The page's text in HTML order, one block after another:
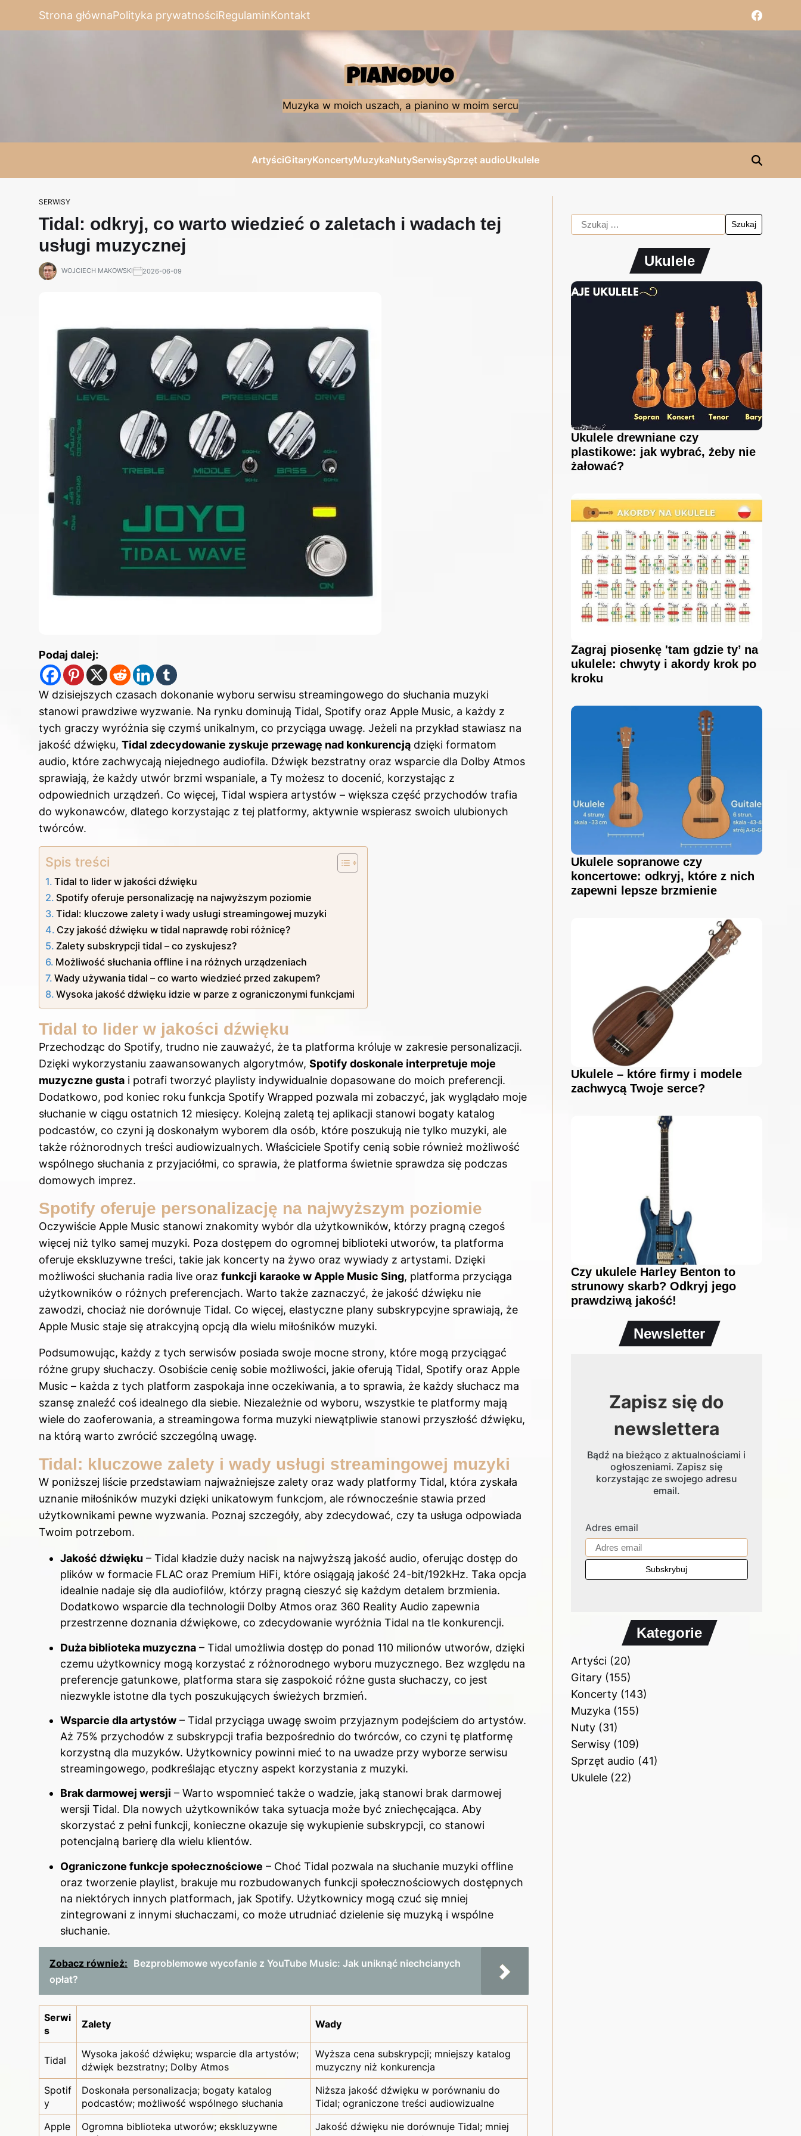
Strona głównaPolityka prywatnościRegulaminKontakt
Muzyka w moich uszach, a pianino w moim sercu
ArtyściGitaryKoncertyMuzykaNutySerwisySprzęt audioUkulele
SERWISY
Tidal: odkryj, co warto wiedzieć o zaletach i wadach tej
usługi muzycznej
WOJCIECH MAKOWSKI 2026-06-09
Podaj dalej:
W dzisiejszych czasach dokonanie wyboru serwisu streamingowego do słuchania muzyki
stanowi prawdziwe wyzwanie. Na rynku dominują Tidal, Spotify oraz Apple Music, a każdy z
tych graczy wyróżnia się czymś unikalnym, co przyciąga uwagę. Jeżeli na przykład stawiasz na
jakość dźwięku, Tidal zdecydowanie zyskuje przewagę nad konkurencją dzięki formatom
audio, które zachwycają niejednego audiofila. Dźwięk bezstratny oraz wsparcie dla Dolby Atmos
sprawiają, że każdy utwór brzmi wspaniale, a Ty możesz to docenić, korzystając z
odpowiednich urządzeń. Co więcej, Tidal wspiera artystów – większa część przychodów trafia
do wykonawców, dlatego korzystając z tej platformy, aktywnie wspierasz swoich ulubionych
twórców.
Spis treści
Tidal to lider w jakości dźwięku
Spotify oferuje personalizację na najwyższym poziomie
Tidal: kluczowe zalety i wady usługi streamingowej muzyki
Czy jakość dźwięku w tidal naprawdę robi różnicę?
Zalety subskrypcji tidal – co zyskujesz?
Możliwość słuchania offline i na różnych urządzeniach
Wady używania tidal – co warto wiedzieć przed zakupem?
Wysoka jakość dźwięku idzie w parze z ograniczonymi funkcjami
Tidal to lider w jakości dźwięku
Przechodząc do Spotify, trudno nie zauważyć, że ta platforma króluje w zakresie personalizacji.
Dzięki wykorzystaniu zaawansowanych algorytmów, Spotify doskonale interpretuje moje
muzyczne gusta i potrafi tworzyć playlisty indywidualnie dopasowane do moich preferencji.
Dodatkowo, pod koniec roku funkcja Spotify Wrapped pozwala mi zobaczyć, jak wyglądało moje
słuchanie w ciągu ostatnich 12 miesięcy. Kolejną zaletą tej aplikacji stanowi bogaty katalog
podcastów, co czyni ją doskonałym wyborem dla osób, które poszukują nie tylko muzyki, ale
także różnorodnych treści audiowizualnych. Właściciele Spotify cenią sobie również możliwość
wspólnego słuchania z przyjaciółmi, co sprawia, że platforma świetnie sprawdza się podczas
domowych imprez.
Spotify oferuje personalizację na najwyższym poziomie
Oczywiście Apple Music stanowi znakomity wybór dla użytkowników, którzy pragną czegoś
więcej niż tylko samej muzyki. Poza dostępem do ogromnej biblioteki utworów, ta platforma
oferuje ekskluzywne treści, takie jak koncerty na żywo oraz wywiady z artystami. Dzięki
możliwości słuchania radia live oraz funkcji karaoke w Apple Music Sing, platforma przyciąga
użytkowników o różnych preferencjach. Warto także zaznaczyć, że jakość dźwięku nie
zawodzi, chociaż nie dorównuje Tidal. Co więcej, elastyczne plany subskrypcyjne sprawiają, że
Apple Music staje się atrakcyjną opcją dla wielu miłośników muzyki.
Podsumowując, każdy z tych serwisów posiada swoje mocne strony, które mogą przyciągać
różne grupy słuchaczy. Osobiście cenię sobie możliwości, jakie oferują Tidal, Spotify oraz Apple
Music – każda z tych platform zaspokaja inne oczekiwania, a to sprawia, że każdy słuchacz ma
szansę znaleźć coś idealnego dla siebie. Niezależnie od wyboru, wszystkie te platformy mają
wiele do zaoferowania, a streamingowa forma muzyki niewątpliwie stanowi przyszłość dźwięku,
na którą warto zwrócić szczególną uwagę.
Tidal: kluczowe zalety i wady usługi streamingowej muzyki
W poniższej liście przedstawiam najważniejsze zalety oraz wady platformy Tidal, która zyskała
uznanie miłośników muzyki dzięki unikatowym funkcjom, ale równocześnie stawia przed
użytkownikami pewne wyzwania. Poznaj szczegóły, aby zdecydować, czy ta usługa odpowiada
Twoim potrzebom.
Jakość dźwięku – Tidal kładzie duży nacisk na najwyższą jakość audio, oferując dostęp do
plików w formacie FLAC oraz Premium HiFi, które osiągają jakość 24-bit/192kHz. Taka opcja
idealnie nadaje się dla audiofilów, którzy pragną cieszyć się każdym detalem brzmienia.
Dodatkowo wsparcie dla technologii Dolby Atmos oraz 360 Reality Audio zapewnia
przestrzenne doznania dźwiękowe, co zdecydowanie wyróżnia Tidal na tle konkurencji.
Duża biblioteka muzyczna – Tidal umożliwia dostęp do ponad 110 milionów utworów, dzięki
czemu użytkownicy mogą korzystać z różnorodnego wyboru muzycznego. Bez względu na
preferencje gatunkowe, platforma stara się zaspokoić różne gusta słuchaczy, co jest
niezwykle istotne dla tych poszukujących świeżych brzmień.
Wsparcie dla artystów – Tidal przyciąga uwagę swoim przyjaznym podejściem do artystów.
Aż 75% przychodów z subskrypcji trafia bezpośrednio do twórców, co czyni tę platformę
korzystną dla muzyków. Użytkownicy powinni mieć to na uwadze przy wyborze serwisu
streamingowego, podkreślając etyczny aspekt korzystania z muzyki.
Brak darmowej wersji – Warto wspomnieć także o wadzie, jaką stanowi brak darmowej
wersji Tidal. Dla nowych użytkowników taka sytuacja może być zniechęcająca. Aby
skorzystać z pełni funkcji, konieczne okazuje się wykupienie subskrypcji, co stanowi
potencjalną barierę dla wielu klientów.
Ograniczone funkcje społecznościowe – Choć Tidal pozwala na słuchanie muzyki offline
oraz tworzenie playlist, brakuje mu rozbudowanych funkcji społecznościowych dostępnych
na niektórych innych platformach, jak Spotify. Użytkownicy mogą czuć się mniej
zintegrowani z innymi słuchaczami, co może utrudniać dzielenie się muzyką i wspólne
słuchanie.
Zobacz również: Bezproblemowe wycofanie z YouTube Music: Jak uniknąć niechcianych
opłat?
Serwi
s
Zalety Wady
Tidal
Wysoka jakość dźwięku; wsparcie dla artystów;
dźwięk bezstratny; Dolby Atmos
Wyższa cena subskrypcji; mniejszy katalog
muzyczny niż konkurencja
Spotif
y
Doskonała personalizacja; bogaty katalog
podcastów; możliwość wspólnego słuchania
Niższa jakość dźwięku w porównaniu do
Tidal; ograniczone treści audiowizualne
Apple
Ogromna biblioteka utworów; ekskluzywne
Jakość dźwięku nie dorównuje Tidal; mniej
Ukulele
Ukulele drewniane czy
plastikowe: jak wybrać, żeby nie
żałować?
Zagraj piosenkę 'tam gdzie ty’ na
ukulele: chwyty i akordy krok po
kroku
Ukulele sopranowe czy
koncertowe: odkryj, które z nich
zapewni lepsze brzmienie
Ukulele – które firmy i modele
zachwycą Twoje serce?
Czy ukulele Harley Benton to
strunowy skarb? Odkryj jego
prawdziwą jakość!
Newsletter
Zapisz się do
newslettera
Bądź na bieżąco z aktualnościami i
ogłoszeniami. Zapisz się
korzystając ze swojego adresu
email.
Adres email
Kategorie
Artyści(20)
Gitary(155)
Koncerty(143)
Muzyka (155)
Nuty(31)
Serwisy(109)
Sprzęt audio (41)
Ukulele(22)